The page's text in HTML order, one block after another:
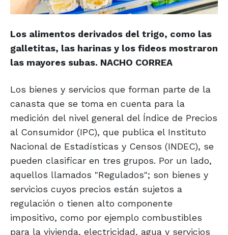
Los alimentos derivados del trigo, como las
galletitas, las harinas y los fideos mostraron
las mayores subas. NACHO CORREA
Los bienes y servicios que forman parte de la
canasta que se toma en cuenta para la
medición del nivel general del Índice de Precios
al Consumidor (IPC), que publica el Instituto
Nacional de Estadísticas y Censos (INDEC), se
pueden clasificar en tres grupos. Por un lado,
aquellos llamados "Regulados"; son bienes y
servicios cuyos precios están sujetos a
regulación o tienen alto componente
impositivo, como por ejemplo combustibles
para la vivienda, electricidad, agua y servicios